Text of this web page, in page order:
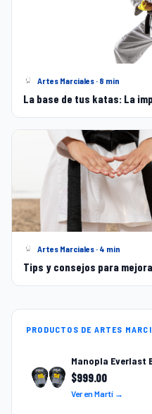
Artes Marciales · 8 min
La base de tus katas: La
Artes Marciales · 4 min
Tips y consejos para
PRODUCTOS DE ARTES
Manopla Everlast
$999.00
Ver en Martí →